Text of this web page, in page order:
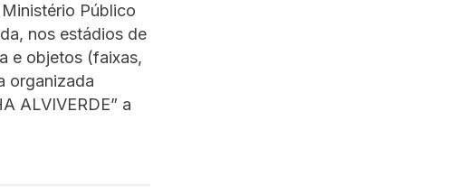
Público
nos estádios de
e objetos (faixas,
organizada
ALVIVERDE” a